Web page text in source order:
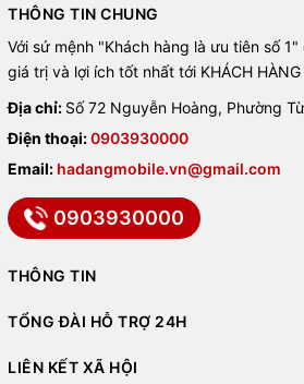
THÔNG TIN CHUNG
Với sứ mệnh "Khách hàng là ưu tiên số
giá trị và lợi ích tốt nhất tới KHÁCH HÀNG
Địa chỉ: Số 72 Nguyễn Hoàng, Phường
Điện thoại:0903930000
Email: hadangmobile.vn@gmail.com
0903930000
THÔNG TIN
TỔNG ĐÀI HỖ TRỢ 24H
LIÊN KẾT XÃ HỘI